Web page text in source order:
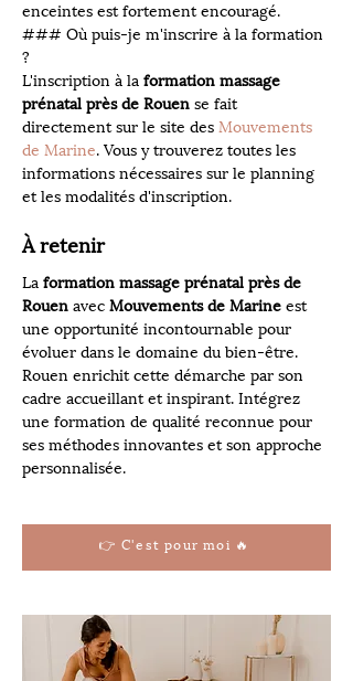
enceintes est fortement encouragé.
### Où puis-je m'inscrire à la formation
?
L'inscription à la formation massage
prénatal près de Rouen se fait
directement sur le site des Mouvements
de Marine. Vous y trouverez toutes les
informations nécessaires sur le planning
et les modalités d'inscription.
À retenir
La formation massage prénatal près de
Rouen avec Mouvements de Marine est
une opportunité incontournable pour
évoluer dans le domaine du bien-être.
Rouen enrichit cette démarche par son
cadre accueillant et inspirant. Intégrez
une formation de qualité reconnue pour
ses méthodes innovantes et son approche
personnalisée.
👉 C'est pour moi 🔥